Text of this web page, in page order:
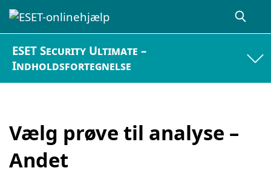
ESET Security Ultimate –
Indholdsfortegnelse
Vælg prøve til analyse –
Andet